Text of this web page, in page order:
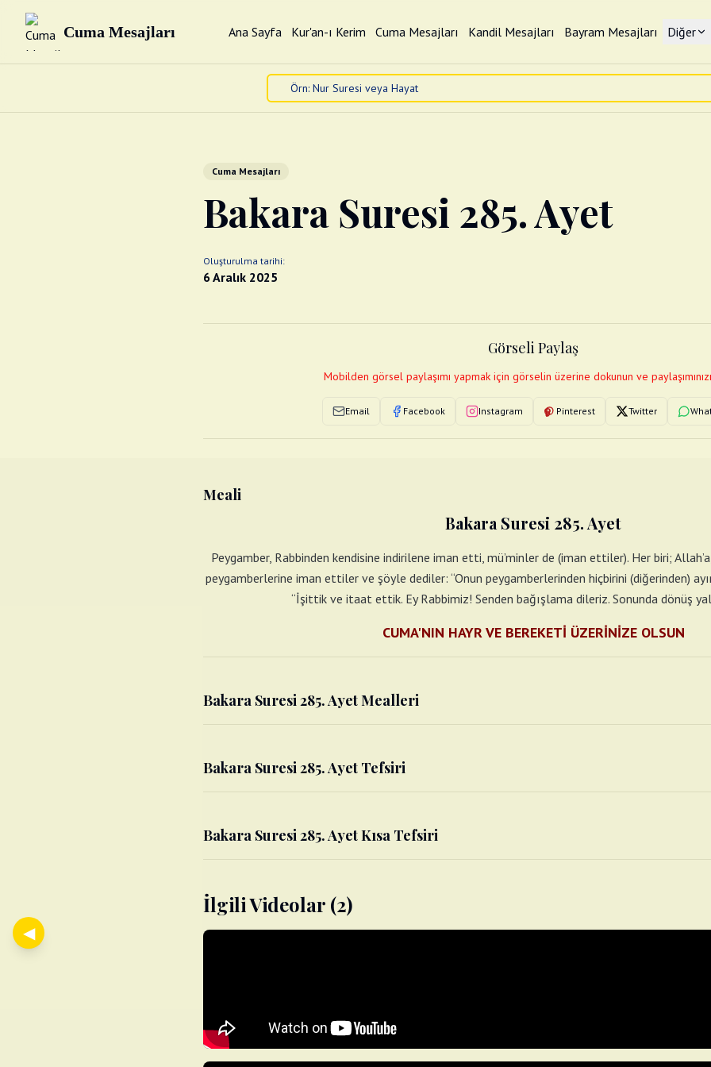
Cuma Mesajları Ana Sayfa Kur'an-ı Kerim Cuma Mesajları Kandil Mesajları Bayram Mesajları Diğer
Cuma Mesajları
Bakara Suresi 285. Ayet
Oluşturulma tarihi:
6 Aralık 2025
Görseli Paylaş
Mobilden görsel paylaşımı yapmak için görselin üzerine dokunun ve
Email Facebook Instagram Pinterest Twitter
Meali
Bakara Suresi 285. Ayet
Peygamber, Rabbinden kendisine indirilene iman etti, mü’minler de (iman ettiler). Her biri;
peygamberlerine iman ettiler ve şöyle dediler: “Onun peygamberlerinden hiçbirini (diğerinden)
“İşittik ve itaat ettik. Ey Rabbimiz! Senden bağışlama dileriz. Sonunda dönüş
CUMA'NIN HAYR VE BEREKETİ ÜZERİNİZE OLSUN
Bakara Suresi 285. Ayet Mealleri
Bakara Suresi 285. Ayet Tefsiri
Bakara Suresi 285. Ayet Kısa Tefsiri
İlgili Videolar (2)
◀